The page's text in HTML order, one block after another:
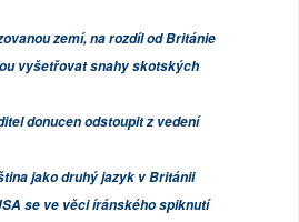
zemí, na rozdíl od Británie
vyšetřovat snahy skotských
donucen odstoupit z vedení
jako druhý jazyk v Británii
se ve věci íránského spiknutí